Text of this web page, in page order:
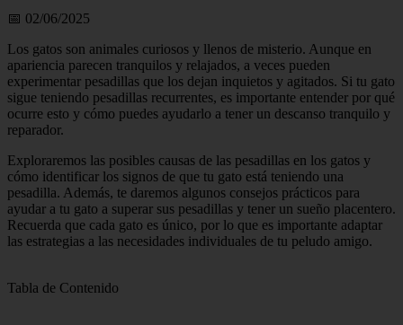
📅 02/06/2025
Los gatos son animales curiosos y llenos de misterio. Aunque en
apariencia parecen tranquilos y relajados, a veces pueden
experimentar pesadillas que los dejan inquietos y agitados. Si tu gato
sigue teniendo pesadillas recurrentes, es importante entender por qué
ocurre esto y cómo puedes ayudarlo a tener un descanso tranquilo y
reparador.
Exploraremos las posibles causas de las pesadillas en los gatos y
cómo identificar los signos de que tu gato está teniendo una
pesadilla. Además, te daremos algunos consejos prácticos para
ayudar a tu gato a superar sus pesadillas y tener un sueño placentero.
Recuerda que cada gato es único, por lo que es importante adaptar
las estrategias a las necesidades individuales de tu peludo amigo.
Tabla de Contenido